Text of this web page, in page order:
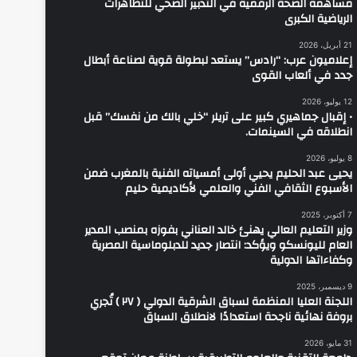
مساهمة الصحة الرقمية في التدبير الصحي للتظاهرات
الرياضية الكبرى
21 أبريل، 2026
إعلاميون عرب: “رادس” يستعد لبطولة قوية لصناعة أبطال
جدد في ألعاب القوى
12 يوليو، 2026
• إقبال جماهيري كبير على تريلر “خلي بالك من نفسك” قبل
انطلاقه في السينمات.
8 يوليو، 2026
يحيى عبد الحليم يحيي أولى أمسياته الفنية بالمغرب ضمن
الأسبوع الثقافي الفني والعلمي لأكاديمية حليم
7 أكتوبر، 2025
وزير التعليم العالي يهنئ خالد العناني بفوزه بمنصب المدير
العام لليونسكو ويؤكد: انتصار جديد للدبلوماسية المصرية
وكفاءاتها الدولية
9 ديسمبر، 2025
اللجنة العليا المنظمة لسباق الشرقية الدولي ( ٢٧ ) تُجري
بروفة نهائية ناجحة استعدادًا لانطلاق السباق
31 مايو، 2026